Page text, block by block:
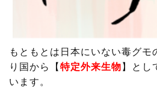
もともとは 日本にいない毒グモ
り国から【特定外来生物】とし
います。